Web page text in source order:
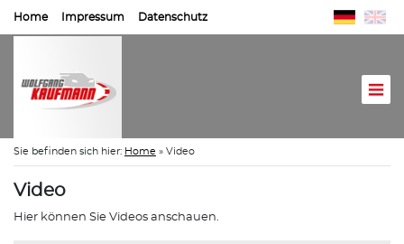
Home Impressum Datenschutz
Sie befinden sich hier: Home » Video
Video
Hier können Sie Videos anschauen.